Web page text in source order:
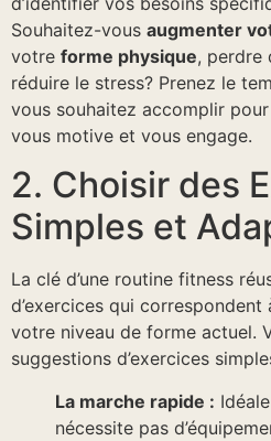
Souhaitez-vous augmenter
votre forme physique, perdre
réduire le stress? Prenez le
vous souhaitez accomplir
vous motive et vous engage.
2. Choisir des
Simples et
La clé d’une routine fitness
d’exercices qui
votre niveau de forme actuel.
suggestions d’exercices
La marche rapide :
nécessite pas